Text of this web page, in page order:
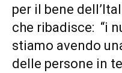
per il bene
che ribadisce: “i
stiamo avendo
delle persone in